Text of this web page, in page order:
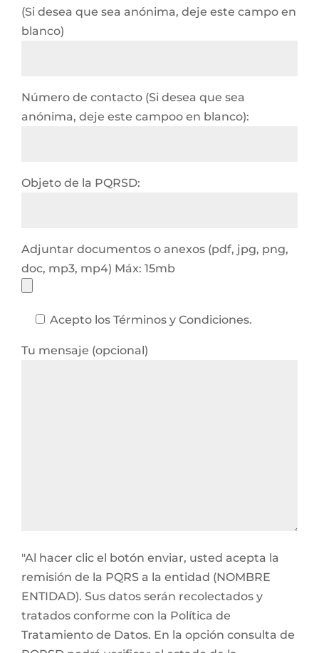
(Si desea que sea anónima, deje este campo en
blanco)
Número de contacto (Si desea que sea
anónima, deje este campoo en blanco):
Objeto de la PQRSD:
Adjuntar documentos o anexos (pdf, jpg, png,
doc, mp3, mp4) Máx: 15mb
Acepto los Términos y Condiciones.
Tu mensaje (opcional)
"Al hacer clic el botón enviar, usted acepta la
remisión de la PQRS a la entidad (NOMBRE
ENTIDAD). Sus datos serán recolectados y
tratados conforme con la Política de
Tratamiento de Datos. En la opción consulta de